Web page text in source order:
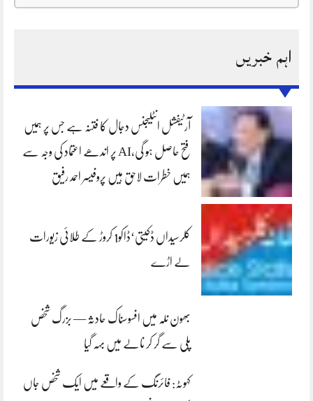
اہم خبریں
آرٹیفشل انٹلیجنس دجال کا فتنہ ہے جس پر ہمیں
فتح حاصل ہو گی،AI پر اندھے اعتماد کی وجہ سے
ہمیں خطرات لاحق ہیں پروفیسر احمد رفیق
کلرسیداں ڈکیتی‘ڈاکو1 کروڑ کے طلائی زیورات
لے اڑے
بھون نلہ میں افسوسناک حادثہ — بزرگ شخص
پلی سے گر کر نالے میں بہہ گیا
کہوٹہ: فائرنگ کے واقعے میں ایک شخص جاں